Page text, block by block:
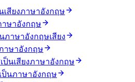
เสียงภาษาอังกฤษ
ษาอังกฤษ
ภาษาอังกฤษเสียง
าษาอังกฤษ
ป็นเสียงภาษาอังกฤษ
ป็นภาษาอังกฤษ